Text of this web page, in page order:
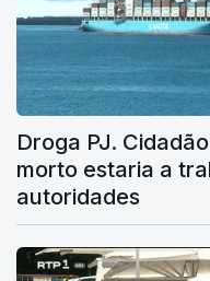
Droga PJ.
morto estaria a
autoridades